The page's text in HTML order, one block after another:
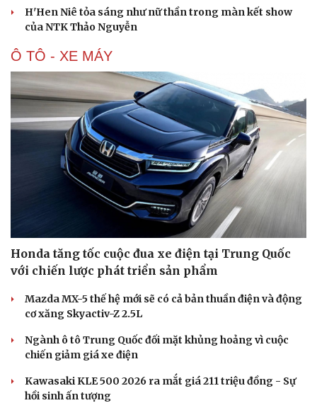
Sân khấu - Điện ảnh
Văn học
Nghệ sĩ
H'Hen Niê tỏa sáng như nữ thần trong màn kết show
của NTK Thảo Nguyễn
Ô TÔ - XE MÁY
Honda tăng tốc cuộc đua xe điện tại Trung Quốc
với chiến lược phát triển sản phẩm
Mazda MX-5 thế hệ mới sẽ có cả bản thuần điện và động
cơ xăng Skyactiv-Z 2.5L
Ngành ô tô Trung Quốc đối mặt khủng hoảng vì cuộc
chiến giảm giá xe điện
Kawasaki KLE 500 2026 ra mắt giá 211 triệu đồng - Sự
hồi sinh ấn tượng